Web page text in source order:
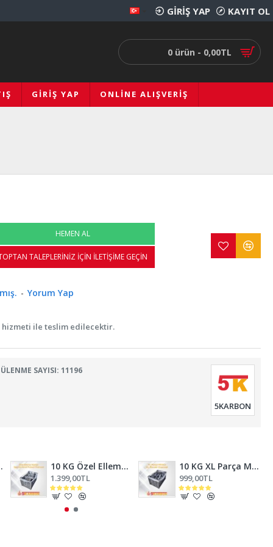
GIRIŞ YAP KAYIT OL
0 ürün - 0,00TL
GIRIŞ YAP ONLINE ALIŞVERIŞ
hizmeti ile teslim edilecektir.
5KARBON
SAYISI: 11196
- Yorum Yap
HEMEN AL
TALEPLERINIZ İÇIN İLETIŞIME GEÇIN
10 KG Özel Elleme Meşe Mangal Kömürü
1.399,00TL
10 KG XL Parça Meşe Mangal Kömürü
999,00TL